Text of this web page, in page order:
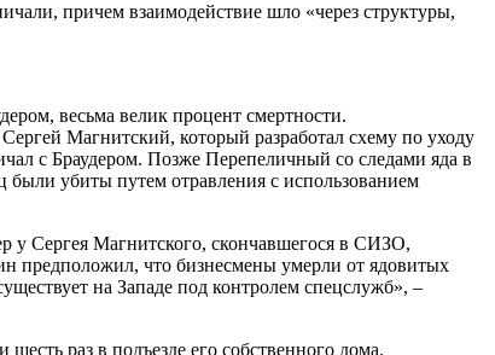
причем взаимодействие шло «через структуры,
весьма велик процент смертности.
Магнитский, который разработал схему по уходу
с Браудером. Позже Перепеличный со следами яда в
убиты путем отравления с использованием
у Сергея Магнитского, скончавшегося в СИЗО,
предположил, что бизнесмены умерли от ядовитых
на Западе под контролем спецслужб», –
раз в подъезде его собственного дома.